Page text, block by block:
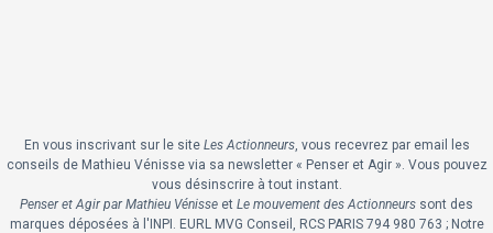
En vous inscrivant sur le site Les Actionneurs, vous recevrez par email les
conseils de Mathieu Vénisse via sa newsletter « Penser et Agir ». Vous pouvez
vous désinscrire à tout instant.
Penser et Agir par Mathieu Vénisse et Le mouvement des Actionneurs sont des
marques déposées à l'INPI. EURL MVG Conseil, RCS PARIS 794 980 763 ; Notre